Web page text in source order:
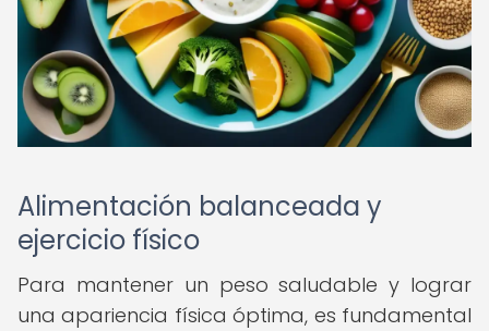
Alimentación balanceada y
ejercicio físico
Para mantener un peso saludable y lograr
una apariencia física óptima, es fundamental